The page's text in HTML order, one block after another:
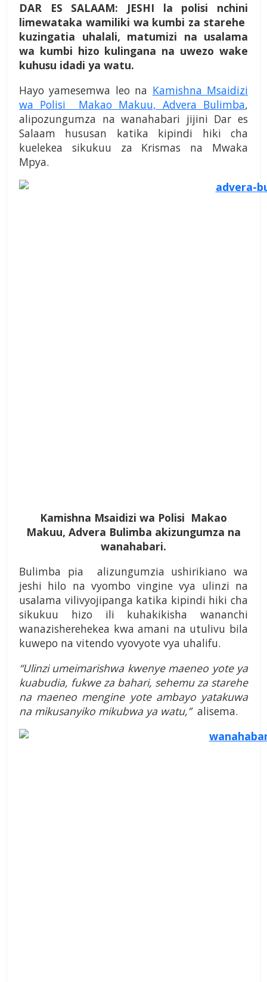
DAR ES SALAAM: JESHI la polisi nchini
limewataka wamiliki wa kumbi za starehe
kuzingatia uhalali, matumizi na usalama
wa kumbi hizo kulingana na uwezo wake
kuhusu idadi ya watu.
Hayo yamesemwa leo na Kamishna Msaidizi
wa Polisi Makao Makuu, Advera Bulimba,
alipozungumza na wanahabari jijini Dar es
Salaam hususan katika kipindi hiki cha
kuelekea sikukuu za Krismas na Mwaka
Mpya.
Kamishna Msaidizi wa Polisi Makao
Makuu, Advera Bulimba akizungumza na
wanahabari.
Bulimba pia alizungumzia ushirikiano wa
jeshi hilo na vyombo vingine vya ulinzi na
usalama vilivyojipanga katika kipindi hiki cha
sikukuu hizo ili kuhakikisha wananchi
wanazisherehekea kwa amani na utulivu bila
kuwepo na vitendo vyovyote vya uhalifu.
“Ulinzi umeimarishwa kwenye maeneo yote ya
kuabudia, fukwe za bahari, sehemu za starehe
na maeneo mengine yote ambayo yatakuwa
na mikusanyiko mikubwa ya watu,’’alisema.